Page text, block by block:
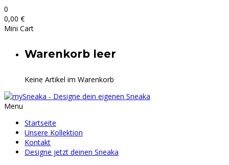
0
0,00 €
Mini Cart
Warenkorb leer
Keine Artikel im Warenkorb
Menu
Startseite
Unsere Kollektion
Kontakt
Designe jetzt deinen Sneaka